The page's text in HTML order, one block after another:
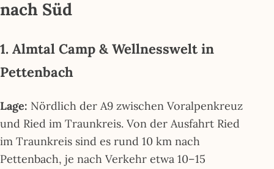
nach Süd
1. Almtal Camp & Wellnesswelt in
Pettenbach
Lage: Nördlich der A9 zwischen Voralpenkreuz
und Ried im Traunkreis. Von der Ausfahrt Ried
im Traunkreis sind es rund 10 km nach
Pettenbach, je nach Verkehr etwa 10–15